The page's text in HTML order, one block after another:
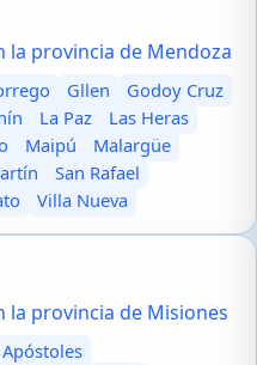
provincia de Mendoza
Gllen
Godoy Cruz
La Paz
Las Heras
Maipú
Malargüe
San Rafael
Villa Nueva
provincia de Misiones
Apóstoles